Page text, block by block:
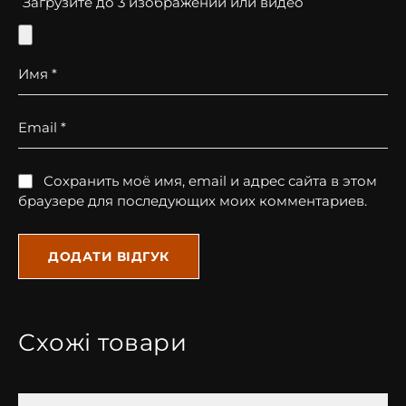
Имя *
Email *
Сохранить моё имя, email и адрес сайта в этом
браузере для последующих моих комментариев.
Схожі товари